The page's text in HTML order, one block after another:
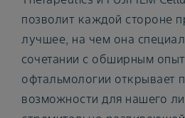
позволит каждой стороне
лучшее, на чем она
сочетании с обширным
офтальмологии открывает
возможности для нашего